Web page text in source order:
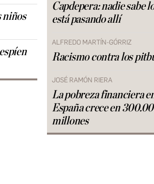
niños
Capdepera: nadie sabe
está pasando allí
ALFREDO MARTÍN-GÓRRIZ
Racismo contra los
JOSÉ RAMÓN RIERA
La pobreza financiera
España crece en
millones